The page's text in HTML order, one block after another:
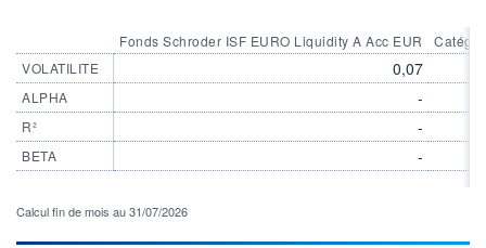
VOLATILITE
ALPHA
R²
BETA
Fonds Schroder ISF EURO Liquidity A Acc EUR
0,07
-
-
-
Calcul fin de mois au 31/07/2026